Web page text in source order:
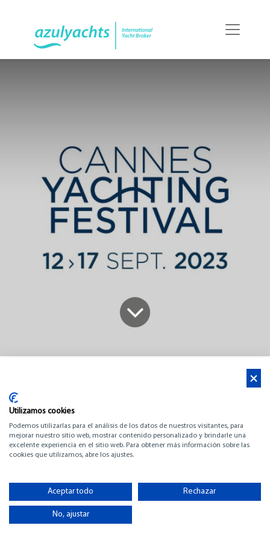
Cannes Yachting Festival
Utilizamos cookies
Podemos utilizarlas para el análisis de los datos de nuestros visitantes, para
mejorar nuestro sitio web, mostrar contenido personalizado y brindarle una
excelente experiencia en el sitio web. Para obtener más información sobre las
cookies que utilizamos, abre los ajustes.
Aceptar todo Rechazar
No, ajustar